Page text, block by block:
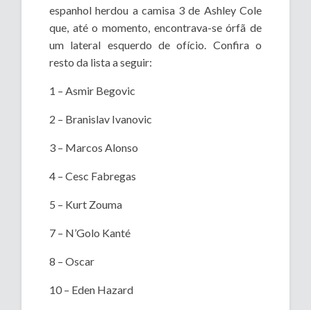
espanhol herdou a camisa 3 de Ashley Cole
que, até o momento, encontrava-se órfã de
um lateral esquerdo de ofício. Confira o
resto da lista a seguir:
1 – Asmir Begovic
2 – Branislav Ivanovic
3 – Marcos Alonso
4 – Cesc Fabregas
5 – Kurt Zouma
7 – N’Golo Kanté
8 – Oscar
10 – Eden Hazard